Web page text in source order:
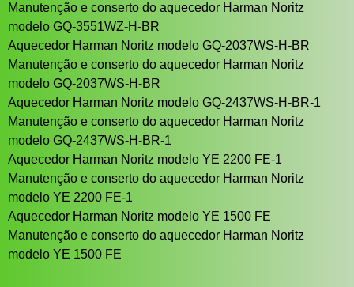
Manutenção e conserto do aquecedor Harman Noritz
modelo GQ-3551WZ-H-BR
Aquecedor Harman Noritz modelo GQ-2037WS-H-BR
Manutenção e conserto do aquecedor Harman Noritz
modelo GQ-2037WS-H-BR
Aquecedor Harman Noritz modelo GQ-2437WS-H-BR-1
Manutenção e conserto do aquecedor Harman Noritz
modelo GQ-2437WS-H-BR-1
Aquecedor Harman Noritz modelo YE 2200 FE-1
Manutenção e conserto do aquecedor Harman Noritz
modelo YE 2200 FE-1
Aquecedor Harman Noritz modelo YE 1500 FE
Manutenção e conserto do aquecedor Harman Noritz
modelo YE 1500 FE